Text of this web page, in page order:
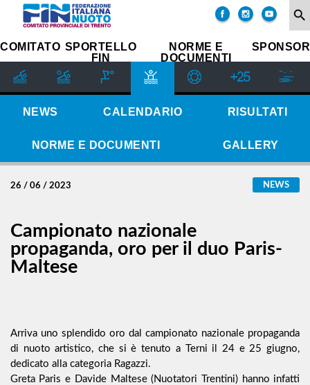
COMITATO SPORTELLO
FIN
NORME E
DOCUMENTI
SPONSOR
search
NEWS CALENDARIO RISULTATI
NORME E DOCUMENTI GALLERY
NEWS
26 / 06 / 2023
Campionato nazionale
propaganda, oro per il duo Paris-
Maltese
Arriva uno splendido oro dal campionato nazionale propaganda
di nuoto artistico, che si è tenuto a Terni il 24 e 25 giugno,
dedicato alla categoria Ragazzi.
Greta Paris e Davide Maltese (Nuotatori Trentini) hanno infatti
COMITATO
SETTORE
IMPIANTI
SPORTIVI
GIUDICE
SPORTIVO
STORIA